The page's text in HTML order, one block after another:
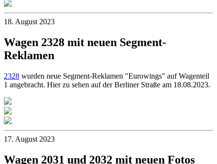
18. August 2023
Wagen 2328 mit neuen Segment-
Reklamen
2328 wurden neue Segment-Reklamen "Eurowings" auf Wagenteil
1 angebracht. Hier zu sehen auf der Berliner Straße am 18.08.2023.
17. August 2023
Wagen 2031 und 2032 mit neuen Fotos